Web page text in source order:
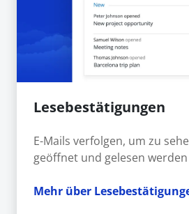
Lesebestätigungen
E-Mails verfolgen, um zu
geöffnet und gelesen werden
Mehr über